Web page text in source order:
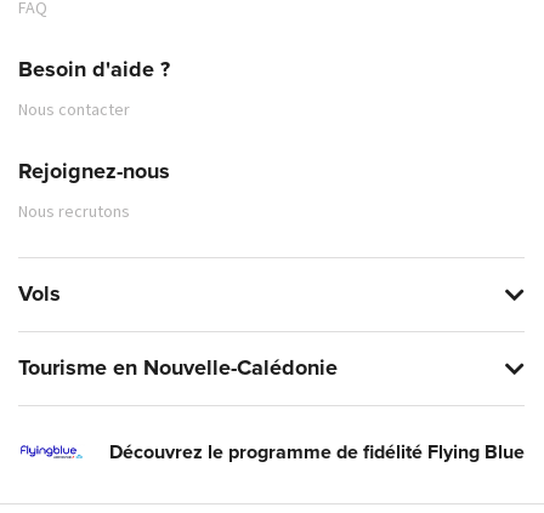
FAQ
Besoin d'aide ?
Nous contacter
Rejoignez-nous
Nous recrutons
Vols
Tourisme en Nouvelle-Calédonie
Découvrez le programme de fidélité Flying Blue